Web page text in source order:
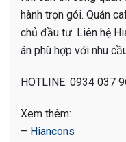
hành trọn gói. Quán
chủ đầu tư. Liên hệ
án phù hợp với nhu
HOTLINE: 0934 037
Xem thêm:
– Hiancons